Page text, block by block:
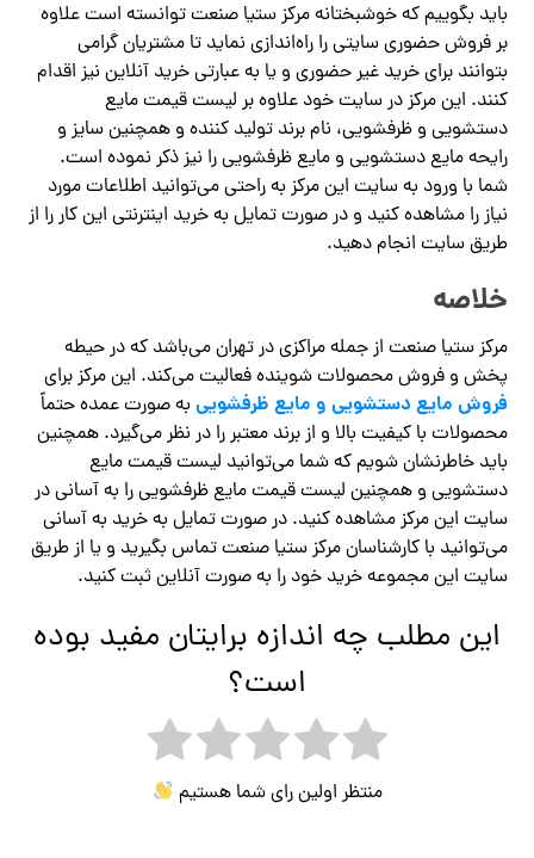
باید بگوییم که خوشبختانه مرکز ستیا صنعت توانسته است علاوه
بر فروش حضوری سایتی را راه‌اندازی نماید تا مشتریان گرامی
بتوانند برای خرید غیر حضوری و یا به عبارتی خرید آنلاین نیز اقدام
کنند. این مرکز در سایت خود علاوه بر لیست قیمت مایع
دستشویی و ظرفشویی، نام برند تولید کننده و همچنین سایز و
رایحه مایع دستشویی و مایع ظرفشویی را نیز ذکر نموده است.
شما با ورود به سایت این مرکز به راحتی می‌توانید اطلاعات مورد
نیاز را مشاهده کنید و در صورت تمایل به خرید اینترنتی این کار را از
طریق سایت انجام دهید.
خلاصه
مرکز ستیا صنعت از جمله مراکزی در تهران می‌باشد که در حیطه
پخش و فروش محصولات شوینده فعالیت می‌کند. این مرکز برای
فروش مایع دستشویی و مایع ظرفشویی به صورت عمده حتماً
محصولات با کیفیت بالا و از برند معتبر را در نظر می‌گیرد. همچنین
باید خاطرنشان شویم که شما می‌توانید لیست قیمت مایع
دستشویی و همچنین لیست قیمت مایع ظرفشویی را به آسانی در
سایت این مرکز مشاهده کنید.‌ در صورت تمایل به خرید به آسانی
می‌توانید با کارشناسان مرکز ستیا صنعت تماس بگیرید و یا از طریق
سایت این مجموعه خرید خود را به صورت آنلاین ثبت کنید.
این مطلب چه اندازه برایتان مفید بوده
است؟
منتظر اولین رای شما هستیم